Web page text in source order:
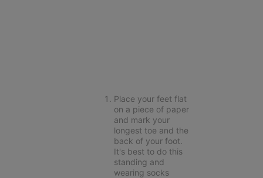
Place your feet flat
on a piece of paper
and mark your
longest toe and the
back of your foot.
It's best to do this
standing and
wearing socks